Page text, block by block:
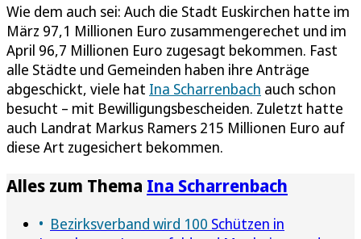
Wie dem auch sei: Auch die Stadt Euskirchen hatte im
März 97,1 Millionen Euro zusammengerechet und im
April 96,7 Millionen Euro zugesagt bekommen. Fast
alle Städte und Gemeinden haben ihre Anträge
abgeschickt, viele hat Ina Scharrenbach auch schon
besucht – mit Bewilligungsbescheiden. Zuletzt hatte
auch Landrat Markus Ramers 215 Millionen Euro auf
diese Art zugesichert bekommen.
Alles zum Thema Ina Scharrenbach
Bezirksverband wird 100 Schützen in